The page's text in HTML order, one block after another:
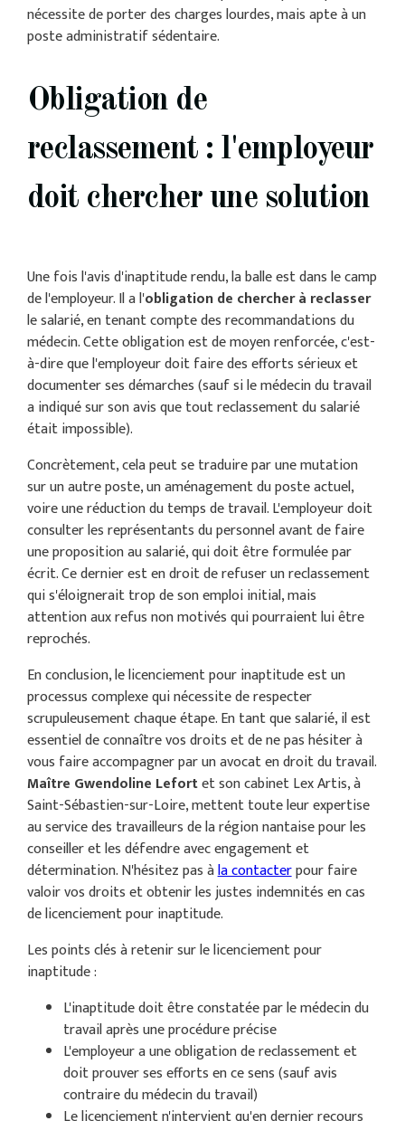
nécessite de porter des charges lourdes, mais apte à un
poste administratif sédentaire.
Obligation de
reclassement : l'employeur
doit chercher une solution
Une fois l'avis d'inaptitude rendu, la balle est dans le camp
de l'employeur. Il a l'obligation de chercher à reclasser
le salarié, en tenant compte des recommandations du
médecin. Cette obligation est de moyen renforcée, c'est-
à-dire que l'employeur doit faire des efforts sérieux et
documenter ses démarches (sauf si le médecin du travail
a indiqué sur son avis que tout reclassement du salarié
était impossible).
Concrètement, cela peut se traduire par une mutation
sur un autre poste, un aménagement du poste actuel,
voire une réduction du temps de travail. L'employeur doit
consulter les représentants du personnel avant de faire
une proposition au salarié, qui doit être formulée par
écrit. Ce dernier est en droit de refuser un reclassement
qui s'éloignerait trop de son emploi initial, mais
attention aux refus non motivés qui pourraient lui être
reprochés.
En conclusion, le licenciement pour inaptitude est un
processus complexe qui nécessite de respecter
scrupuleusement chaque étape. En tant que salarié, il est
essentiel de connaître vos droits et de ne pas hésiter à
vous faire accompagner par un avocat en droit du travail.
Maître Gwendoline Lefortet son cabinet Lex Artis, à
Saint-Sébastien-sur-Loire, mettent toute leur expertise
au service des travailleurs de la région nantaise pour les
conseiller et les défendre avec engagement et
détermination. N'hésitez pas àla contacterpour faire
valoir vos droits et obtenir les justes indemnités en cas
de licenciement pour inaptitude.
Les points clés à retenir sur le licenciement pour
inaptitude :
L'inaptitude doit être constatée par le médecin du
travail après une procédure précise
L'employeur a une obligation de reclassement et
doit prouver ses efforts en ce sens (sauf avis
contraire du médecin du travail)